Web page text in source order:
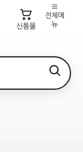
신품몰
전체메
뉴